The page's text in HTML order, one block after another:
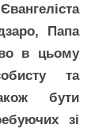
Папа
в цьому
та
бути
зі